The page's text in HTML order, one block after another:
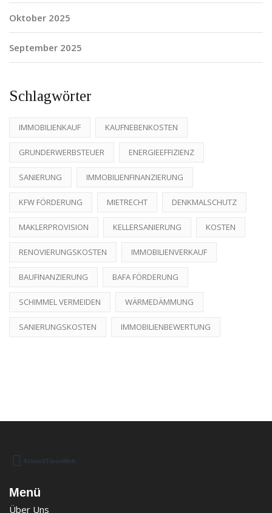
Oktober 2025
September 2025
Schlagwörter
IMMOBILIENKAUF KAUFNEBENKOSTEN
GRUNDERWERBSTEUER ENERGIEEFFIZIENZ
SANIERUNG IMMOBILIENFINANZIERUNG
KFW FÖRDERUNG MIETRECHT DENKMALSCHUTZ
MAKLERPROVISION KELLERSANIERUNG KOSTEN
RENOVIERUNGSKOSTEN IMMOBILIENVERKAUF
BAUFINANZIERUNG BAFA FÖRDERUNG
SCHIMMEL VERMEIDEN WÄRMEDÄMMUNG
SANIERUNGSKOSTEN IMMOBILIENBEWERTUNG
Menü
Über Uns